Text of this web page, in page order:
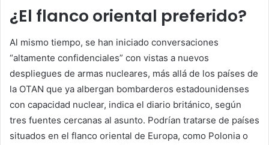
¿El flanco oriental preferido?
Al mismo tiempo, se han iniciado conversaciones
“altamente confidenciales” con vistas a nuevos
despliegues de armas nucleares, más allá de los países de
la OTAN que ya albergan bombarderos estadounidenses
con capacidad nuclear, indica el diario británico, según
tres fuentes cercanas al asunto. Podrían tratarse de países
situados en el flanco oriental de Europa, como Polonia o